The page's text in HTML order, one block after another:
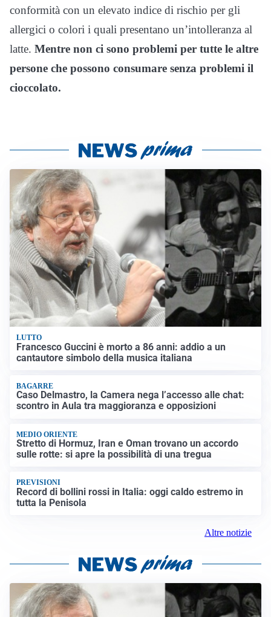
conformità con un elevato indice di rischio per gli
allergici o colori i quali presentano un’intolleranza al
latte. Mentre non ci sono problemi per tutte le altre
persone che possono consumare senza problemi il
cioccolato.
LUTTO
Francesco Guccini è morto a 86 anni: addio a un
cantautore simbolo della musica italiana
BAGARRE
Caso Delmastro, la Camera nega l’accesso alle chat:
scontro in Aula tra maggioranza e opposizioni
MEDIO ORIENTE
Stretto di Hormuz, Iran e Oman trovano un accordo
sulle rotte: si apre la possibilità di una tregua
PREVISIONI
Record di bollini rossi in Italia: oggi caldo estremo in
tutta la Penisola
Altre notizie